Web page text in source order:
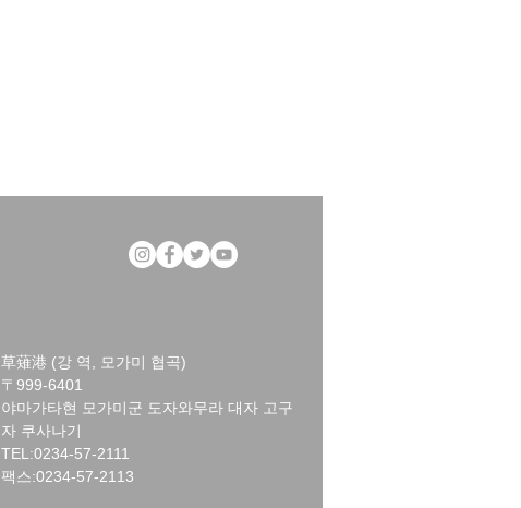
草薙港 (강 역, 모가미 협곡)
〒999-6401
야마가타현 모가미군 도자와무라 대자 고구
자 쿠사나기
TEL:0234-57-2111
팩스:0234-57-2113